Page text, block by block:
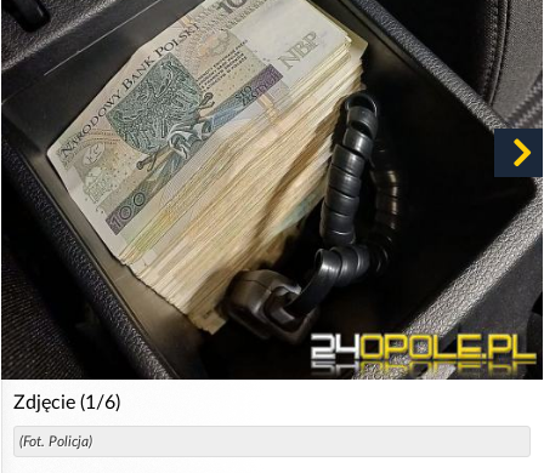
Zdjęcie (1/6)
(Fot. Policja)